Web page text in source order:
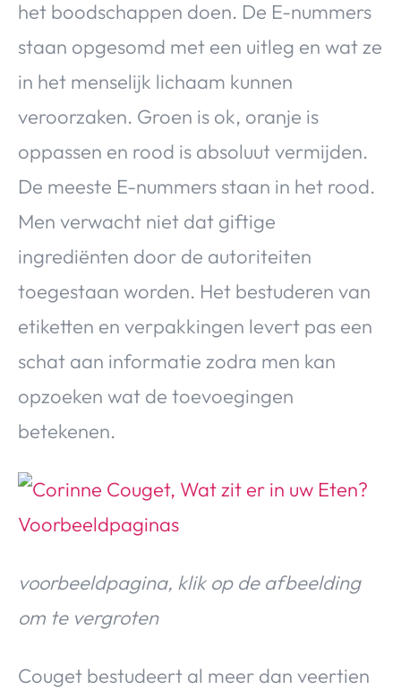
het boodschappen doen. De E-nummers
staan opgesomd met een uitleg en wat ze
in het menselijk lichaam kunnen
veroorzaken. Groen is ok, oranje is
oppassen en rood is absoluut vermijden.
De meeste E-nummers staan in het rood.
Men verwacht niet dat giftige
ingrediënten door de autoriteiten
toegestaan worden. Het bestuderen van
etiketten en verpakkingen levert pas een
schat aan informatie zodra men kan
opzoeken wat de toevoegingen
betekenen.
voorbeeldpagina, klik op de afbeelding
om te vergroten
Couget bestudeert al meer dan veertien